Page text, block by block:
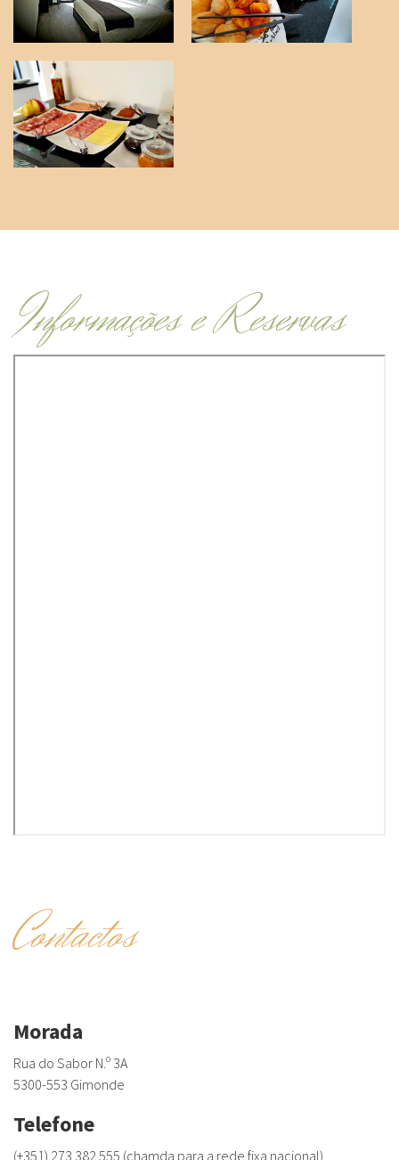
Informações e Reservas
Contactos
Morada
Rua do Sabor N.º 3A
5300-553 Gimonde
Telefone
(+351) 273 382 555 (chamda para a rede fixa nacional)